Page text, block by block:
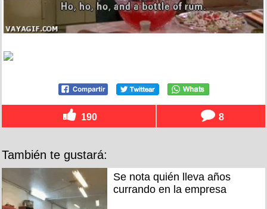
190 8
También te gustará:
Se nota quién lleva años
currando en la empresa